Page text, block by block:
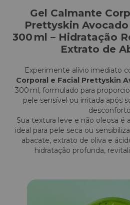
Gel Calmante
Prettyskin
300 ml – Hidratação
Extrato de
Experimente alívio imediato
Corporal e Facial Prettyskin
300 ml, formulado para
pele sensível ou irritada após
Sua textura leve e não oleosa é
ideal para pele seca ou
abacate, extrato de oliva e
hidratação profunda,